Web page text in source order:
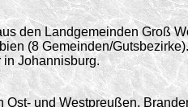
den Landgemeinden Groß
(8 Gemeinden/Gutsbezirke).
in Johannisburg.
und Westpreußen,